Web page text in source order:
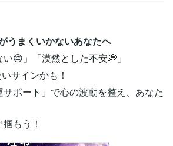
うまくいかないあなたへ
い😔」「漠然とした不安💭」
サインかも！
ポート」で心の波動を整え、あなた
もう！